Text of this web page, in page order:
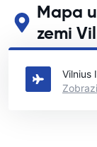
Mapa
zemi
Podívejte se na
Vilnius